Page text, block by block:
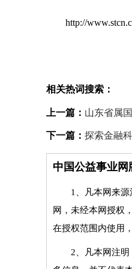
http://
相关热词搜索：
上一篇： 山东省属
下一篇： 探索金融
中国公益事业网
1、凡本网来
网，未经本网授权
在授权范围内使用
2、凡本网注